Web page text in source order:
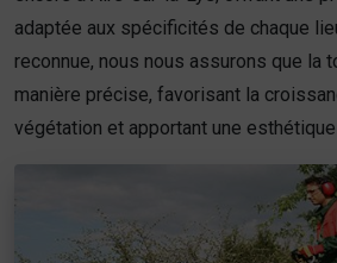
adaptée aux spécificités de chaque
reconnue, nous nous assurons que la
manière précise, favorisant la
végétation et apportant une esthétique